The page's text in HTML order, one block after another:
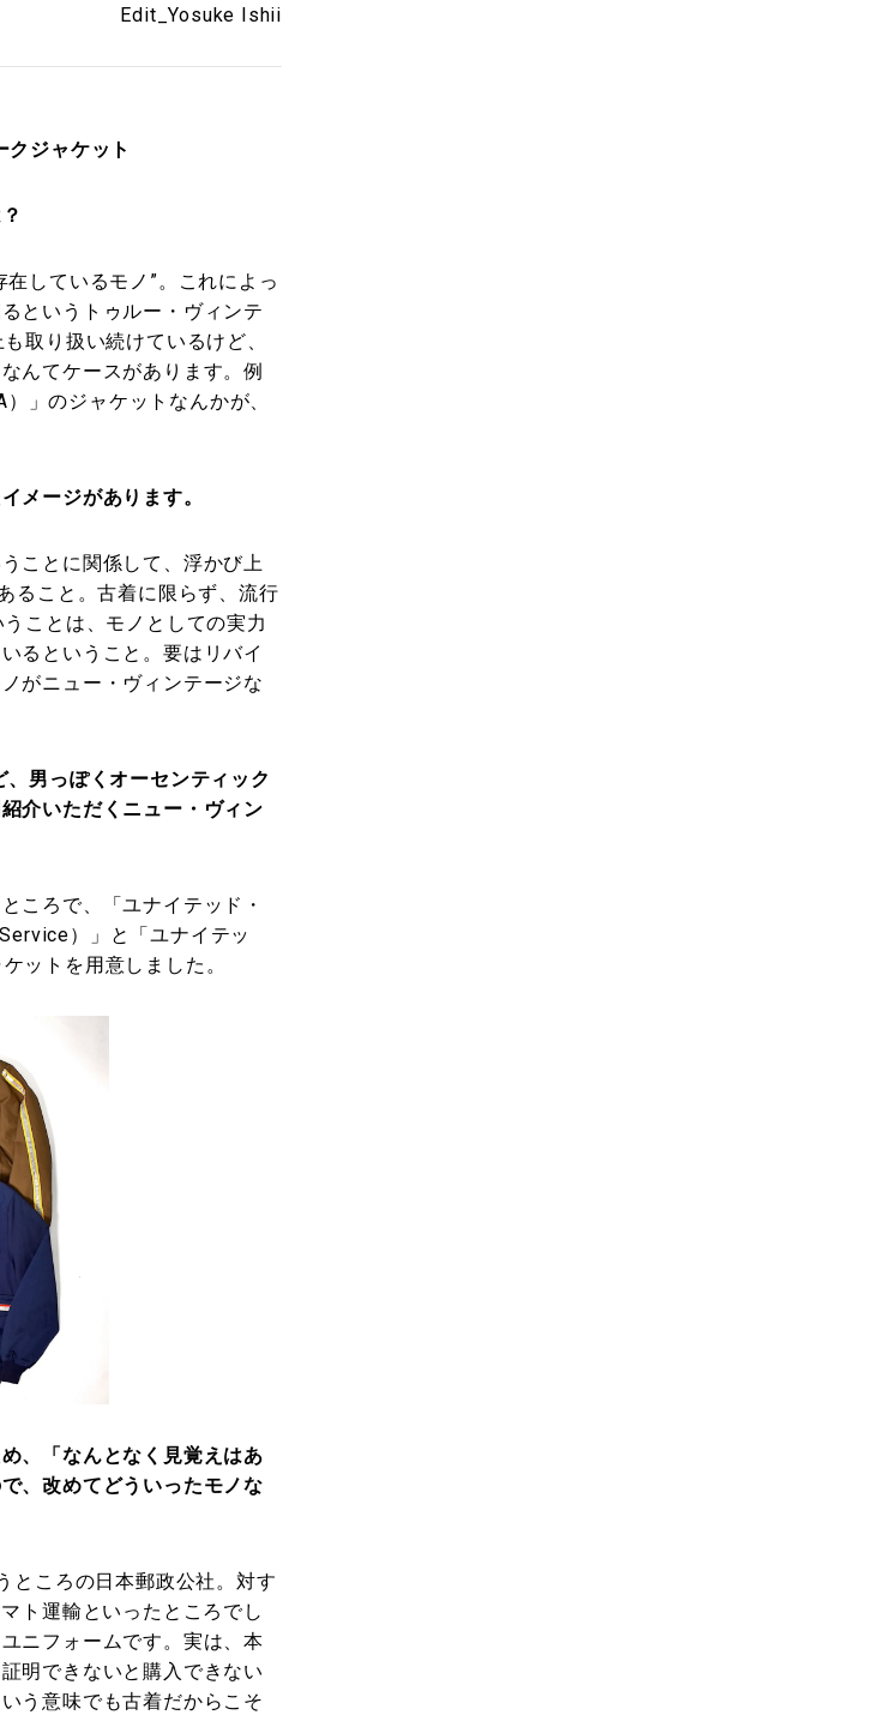
Edit_Yosuke Ishii
ジャケット
しているモノ”。これによっ
というトゥルー・ヴィンテ
取り扱い続けているけど、
んてケースがあります。例
」のジャケットなんかが、
メージがあります。
ことに関係して、浮かび上
ること。古着に限らず、流行
ことは、モノとしての実力
るということ。要はリバイ
がニュー・ヴィンテージな
男っぽくオーセンティック
介いただくニュー・ヴィン
ころで、「ユナイテッド・
）」と「ユナイテッ
ットを用意しました。
、「なんとなく見覚えはあ
、改めてどういったモノな
ところの日本郵政公社。対す
ト運輸といったところでし
ニフォームです。実は、本
明できないと購入できない
う意味でも古着だからこそ